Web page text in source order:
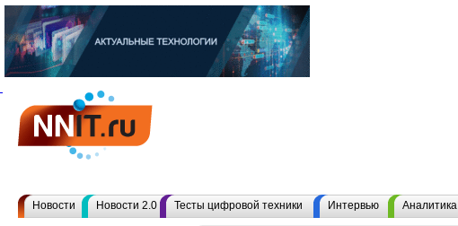
Новости Новости 2.0 Тесты цифровой техники Интервью Аналитика